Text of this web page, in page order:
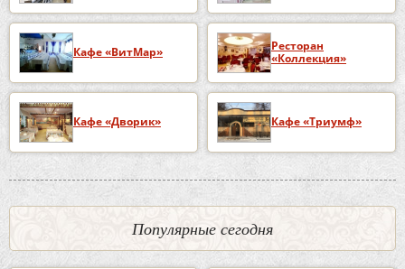
Кафе «ВитМар»
Ресторан
«Коллекция»
Кафе «Дворик» Кафе «Триумф»
Популярные сегодня